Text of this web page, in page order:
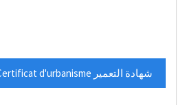
» Certificat d'urbanisme شهادة التعمير